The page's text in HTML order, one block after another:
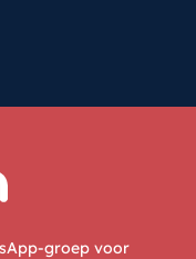
groep voor